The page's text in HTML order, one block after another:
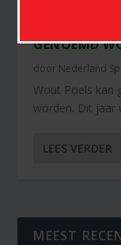
GENOEMD
door Nederland
Wout Poels kan
worden. Dit jaar
LEES VERDER
MEEST